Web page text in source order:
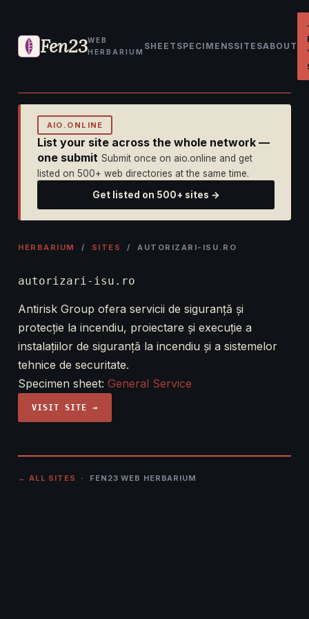
Fen23WEB
HERBARIUM
SHEET SPECIMENSSITESABOUT
AIO.ONLINE
List your site across the whole network —
one submit Submit once on aio.online and get
listed on 500+ web directories at the same time.
Get listed on 500+ sites →
HERBARIUM / SITES / AUTORIZARI-ISU.RO
autorizari-isu.ro
Antirisk Group ofera servicii de siguranță și
protecție la incendiu, proiectare și execuție a
instalațiilor de siguranță la incendiu și a sistemelor
tehnice de securitate.
Specimen sheet: General Service
VISIT SITE →
← ALL SITES · FEN23 WEB HERBARIUM